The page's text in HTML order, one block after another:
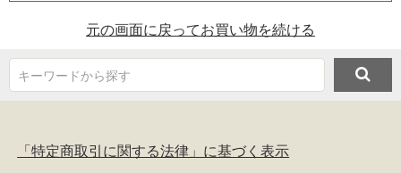
元の画面に戻ってお買い物を続ける
キーワードから探す
「特定商取引に関する法律」に基づく表示